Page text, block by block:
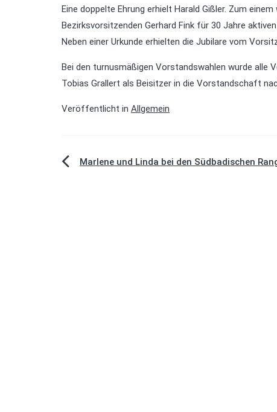
Eine doppelte Ehrung erhielt Harald Gißler. Zum
Bezirksvorsitzenden Gerhard Fink für 30 Jahre
Neben einer Urkunde erhielten die Jubilare vom
Bei den turnusmäßigen Vorstandswahlen wurde
Tobias Grallert als Beisitzer in die Vorstandschaft
Veröffentlicht in Allgemein
Beitragsnavigation
Marlene und Linda bei den Südbadischen